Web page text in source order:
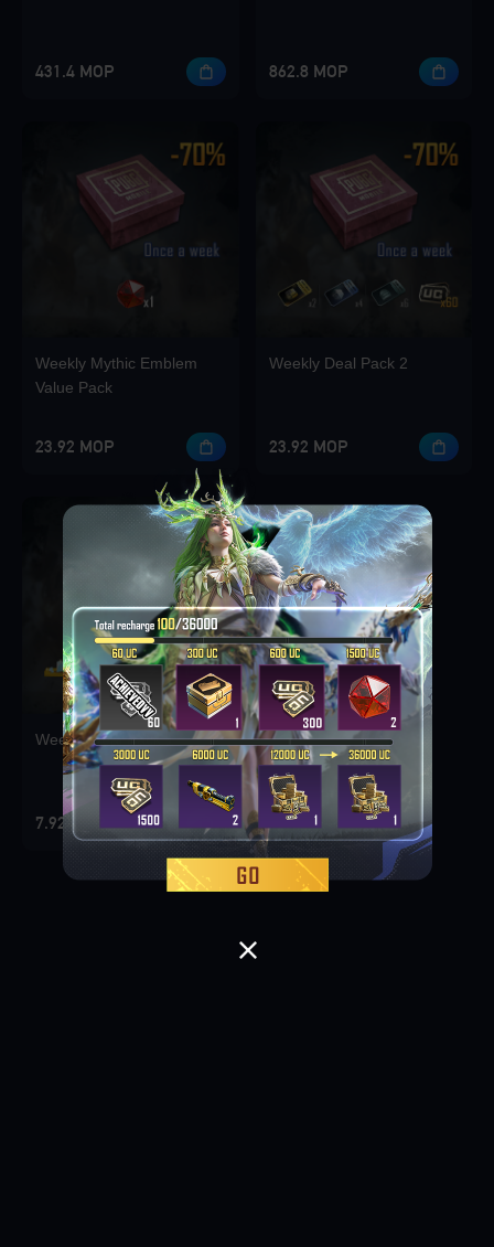
431.4 MOP 862.8 MOP
Weekly Mythic Emblem
Value Pack
23.92 MOP
Weekly Deal Pack 2
23.92 MOP
Weekly Deal Pack 1
7.92 MOP